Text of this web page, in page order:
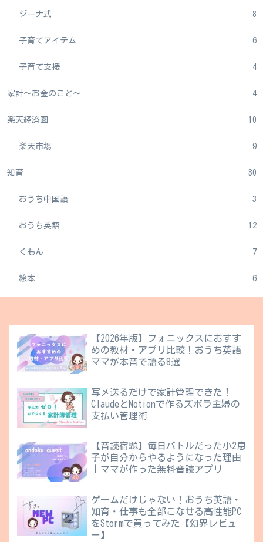
ジーナ式 8
子育てアイテム 6
子育て支援 4
家計～お金のこと～ 4
楽天経済圏 10
楽天市場 9
知育 30
おうち中国語 3
おうち英語 12
くもん 7
絵本 6
【2026年版】フォニックスにおすす
めの教材・アプリ比較！おうち英語
ママが本音で語る8選
写メ送るだけで家計管理できた！
ClaudeとNotionで作るズボラ主婦の
支払い管理術
【音読宿題】毎日バトルだった小2息
子が自分からやるようになった理由
｜ママが作った無料音読アプリ
ゲームだけじゃない！おうち英語・
知育・仕事も全部こなせる高性能PC
をStormで買ってみた【幻界レビュ
ー】